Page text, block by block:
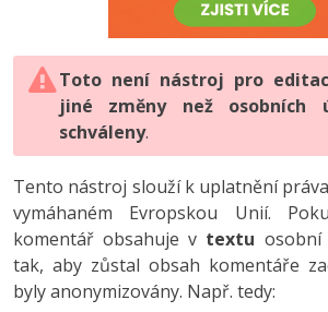
HTML5, CSS3, Bootstrap, SEO
SQL a databáze
Testování a verzování
UML a návrhové vzory
React
Spring
PHP
JavaScript
Python
HTML / CSS
UML a návrhové vzory
MySQL/MariaDB
Vývojář mobilních aplikací
C# Game developer
Tester
Systémový administrátor
-80%
JavaScript -80%
PHP -80%
Swift -80%
Kotlin -80%
Digitální gramotnost
Marketing
WordPress
SEO
UX
Business
Photoshop -80%
Adobe Illustrator -80%
Adobe Lightroom
Adobe XD
Adobe InDesign -25%
Adobe After Effects
Toto není nástroj pro
jiné změny než osobních
schváleny.
Tento nástroj slouží k uplatnění
vymáhaném Evropskou Unií.
komentář obsahuje v textu
tak, aby zůstal obsah komentáře
byly anonymizovány. Např. tedy: